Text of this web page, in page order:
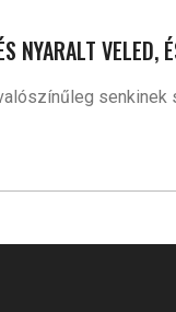
NYARALT
senkinek